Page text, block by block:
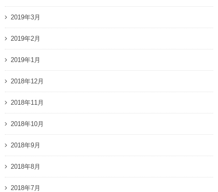
2019年3月
2019年2月
2019年1月
2018年12月
2018年11月
2018年10月
2018年9月
2018年8月
2018年7月